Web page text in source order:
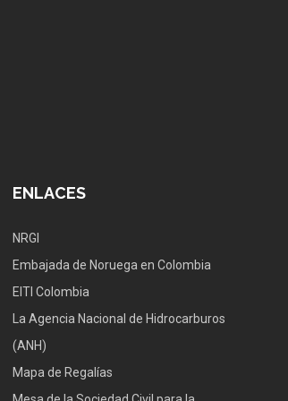
ENLACES
NRGI
Embajada de Noruega en Colombia
EITI Colombia
La Agencia Nacional de Hidrocarburos
(ANH)
Mapa de Regalías